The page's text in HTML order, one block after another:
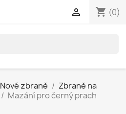
shopping_cart (0)

Nové zbraně
Zbraně na
Mazání pro černý prach